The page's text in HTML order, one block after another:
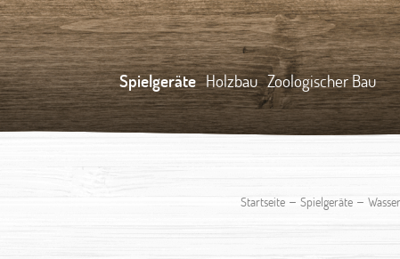
Spielgeräte Holzbau Zoologischer Bau
Startseite – Spielgeräte –